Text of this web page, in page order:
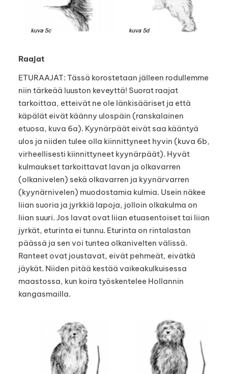
Raajat
ETURAAJAT: Tässä korostetaan jälleen rodullemme
niin tärkeää luuston keveyttä! Suorat raajat
tarkoittaa, etteivät ne ole länkisääriset ja että
käpälät eivät käänny ulospäin (ranskalainen
etuosa, kuva 6a). Kyynärpäät eivät saa kääntyä
ulos ja niiden tulee olla kiinnittyneet hyvin (kuva 6b,
virheellisesti kiinnittyneet kyynärpäät). Hyvät
kulmaukset tarkoittavat lavan ja olkavarren
(olkanivelen) sekä olkavarren ja kyynärvarren
(kyynärnivelen) muodostamia kulmia. Usein näkee
liian suoria ja jyrkkiä lapoja, jolloin olkakulma on
liian suuri. Jos lavat ovat liian etuasentoiset tai liian
jyrkät, eturinta ei tunnu. Eturinta on rintalastan
päässä ja sen voi tuntea olkanivelten välissä.
Ranteet ovat joustavat, eivät pehmeät, eivätkä
jäykät. Niiden pitää kestää vaikeakulkuisessa
maastossa, kun koira työskentelee Hollannin
kangasmailla.